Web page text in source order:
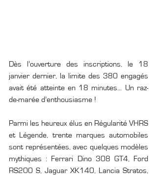
Dès l’ouverture des inscriptions, le 18
janvier dernier, la limite des 380 engagés
avait été atteinte en 18 minutes... Un raz-
de-marée d’enthousiasme !
Parmi les heureux élus en Régularité VHRS
et Légende, trente marques automobiles
sont représentées, avec quelques modèles
mythiques : Ferrari Dino 308 GT4, Ford
RS200 S, Jaguar XK140, Lancia Stratos,